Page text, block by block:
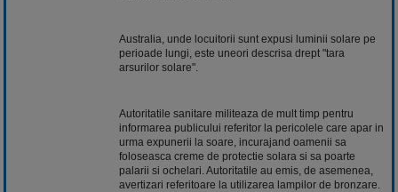
Australia, unde locuitorii sunt expusi luminii solare pe
perioade lungi, este uneori descrisa drept "tara
arsurilor solare".
Autoritatile sanitare militeaza de mult timp pentru
informarea publicului referitor la pericolele care apar in
urma expunerii la soare, incurajand oamenii sa
foloseasca creme de protectie solara si sa poarte
palarii si ochelari. Autoritatile au emis, de asemenea,
avertizari referitoare la utilizarea lampilor de bronzare.